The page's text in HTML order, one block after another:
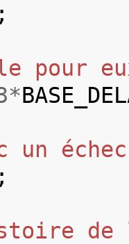
pour
*
un
de